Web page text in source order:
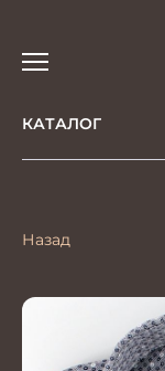
КАТАЛОГ
Назад